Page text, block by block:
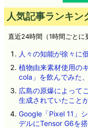
人気記事ランキン
直近24時間（1時間ごとに
人々の知能が徐々に
植物由来素材使用の
cola」を飲んでみた
広島の原爆によって
生成されていたこと
Google「Pixel 11」
デルにTensor G6を